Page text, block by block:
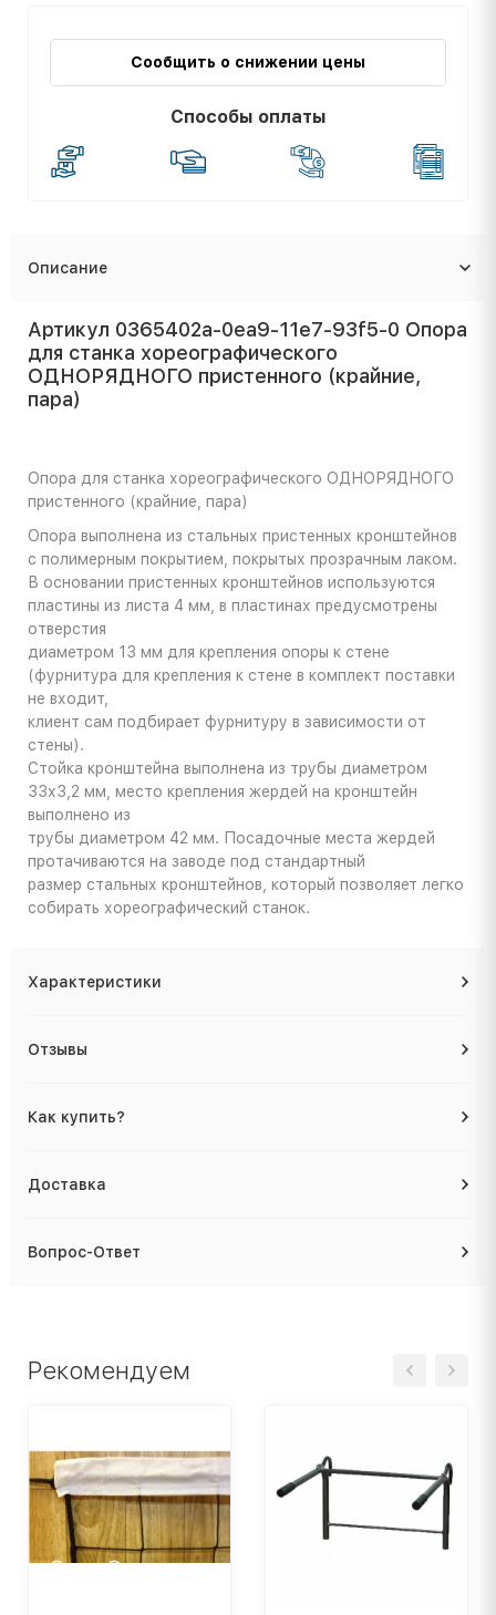
Сообщить о снижении цены
Способы оплаты
Описание
Артикул 0365402a-0ea9-11e7-93f5-0 Опора
для станка хореографического
ОДНОРЯДНОГО пристенного (крайние,
пара)
Опора для станка хореографического ОДНОРЯДНОГО
пристенного (крайние, пара)
Опора выполнена из стальных пристенных кронштейнов
с полимерным покрытием, покрытых прозрачным лаком.
В основании пристенных кронштейнов используются
пластины из листа 4 мм, в пластинах предусмотрены
отверстия
диаметром 13 мм для крепления опоры к стене
(фурнитура для крепления к стене в комплект поставки
не входит,
клиент сам подбирает фурнитуру в зависимости от
стены).
Стойка кронштейна выполнена из трубы диаметром
33х3,2 мм, место крепления жердей на кронштейн
выполнено из
трубы диаметром 42 мм. Посадочные места жердей
протачиваются на заводе под стандартный
размер стальных кронштейнов, который позволяет легко
собирать хореографический станок.
Характеристики
Отзывы
Как купить?
Доставка
Вопрос-Ответ
Рекомендуем